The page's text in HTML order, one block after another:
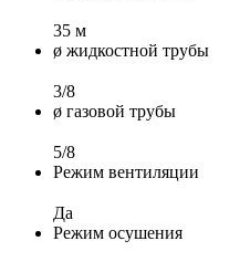
35 м
ø жидкостной трубы
3/8
ø газовой трубы
5/8
Режим вентиляции
Да
Режим осушения